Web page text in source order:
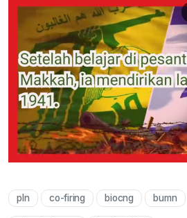
pln co-firing biocng bumn